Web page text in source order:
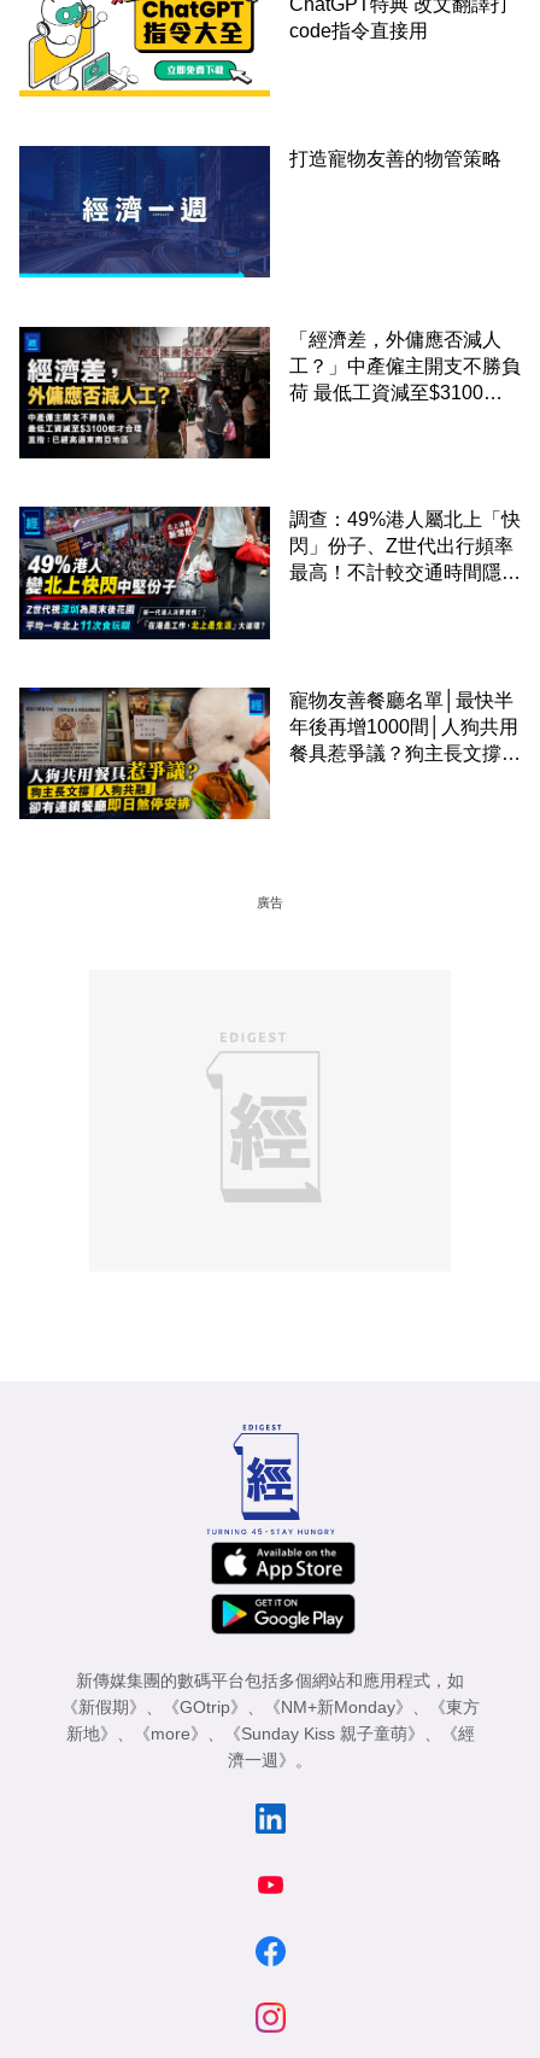
code指令直接用
打造寵物友善的物管策略
「經濟差，外傭應否減人
工？」中產僱主開支不勝負
荷 最低工資減至$3100蚊
調查：49%港人屬北上「快
閃」份子、Z世代出行頻率
最高！不計較交通時間隱形
寵物友善餐廳名單│最快半
年後再增1000間│人狗共用
餐具惹爭議？狗主長文撐
廣告
新傳媒集團的數碼平台包括多個網站和應用程式，如
《新假期》
《GOtrip》 《NM+新Monday》
《東方
新地》
《more》 《Sunday Kiss 親子童萌》
《經
濟一週》
。